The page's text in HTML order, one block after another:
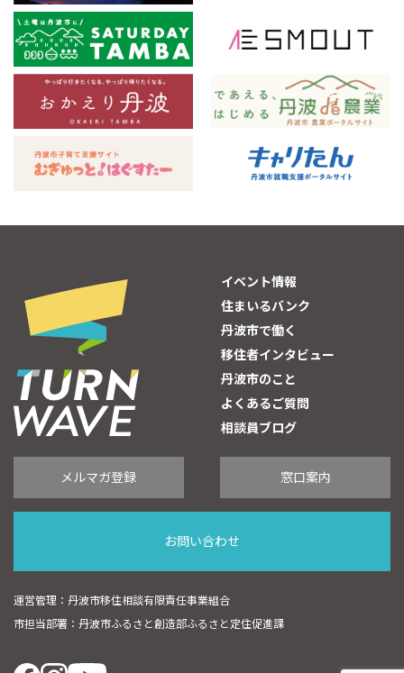
イベント情報
住まいるバンク
丹波市で働く
移住者インタビュー
丹波市のこと
よくあるご質問
相談員ブログ
メルマガ登録 窓口案内
お問い合わせ
運営管理：丹波市移住相談有限責任事業組合
市担当部署：丹波市ふるさと創造部ふるさと定住促進課